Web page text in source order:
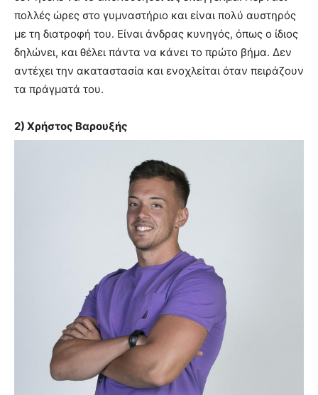
πολλές ώρες στο γυμναστήριο και είναι πολύ αυστηρός
με τη διατροφή του. Είναι άνδρας κυνηγός, όπως ο ίδιος
δηλώνει, και θέλει πάντα να κάνει το πρώτο βήμα. Δεν
αντέχει την ακαταστασία και ενοχλείται όταν πειράζουν
τα πράγματά του.
2) Χρήστος Βαρουξής